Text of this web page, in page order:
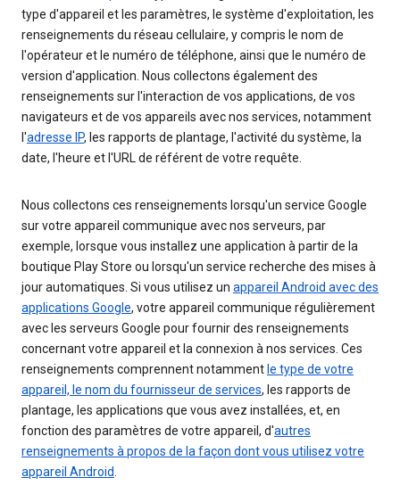
type d'appareil et les paramètres, le système d'exploitation, les
renseignements du réseau cellulaire, y compris le nom de
l'opérateur et le numéro de téléphone, ainsi que le numéro de
version d'application. Nous collectons également des
renseignements sur l'interaction de vos applications, de vos
navigateurs et de vos appareils avec nos services, notamment
l'adresse IP, les rapports de plantage, l'activité du système, la
date, l'heure et l'URL de référent de votre requête.
Nous collectons ces renseignements lorsqu'un service Google
sur votre appareil communique avec nos serveurs, par
exemple, lorsque vous installez une application à partir de la
boutique Play Store ou lorsqu'un service recherche des mises à
jour automatiques. Si vous utilisez un appareil Android avec des
applications Google, votre appareil communique régulièrement
avec les serveurs Google pour fournir des renseignements
concernant votre appareil et la connexion à nos services. Ces
renseignements comprennent notamment le type de votre
appareil, le nom du fournisseur de services, les rapports de
plantage, les applications que vous avez installées, et, en
fonction des paramètres de votre appareil, d'autres
renseignements à propos de la façon dont vous utilisez votre
appareil Android.